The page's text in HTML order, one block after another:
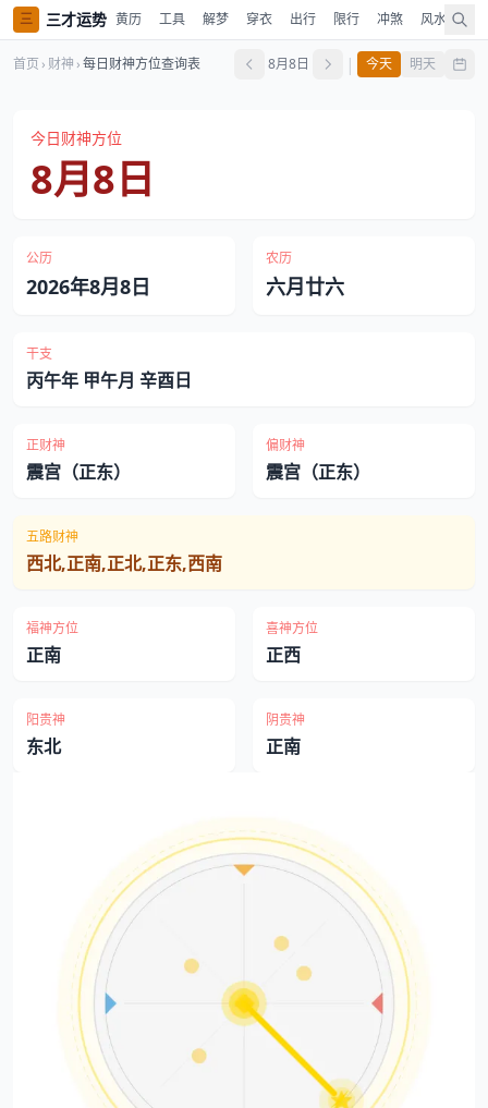
三 三才运势 黄历 工具 解梦 穿衣 出行 限行 冲煞 风水 时
首页 › 财神 ›每日财神方位查询表 8月8日 | 今天 明天
今日财神方位
8月8日
公历
2026年8月8日
农历
六月廿六
干支
丙午年 甲午月 辛酉日
正财神
震宫（正东）
偏财神
震宫（正东）
五路财神
西北,正南,正北,正东,西南
福神方位
正南
喜神方位
正西
阳贵神
东北
阴贵神
正南